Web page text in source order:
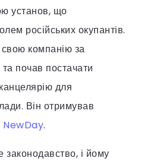
установ, що
російських окупантів.
компанію за
почав постачати
для
Він отримував
NewDay.
законодавство, і йому